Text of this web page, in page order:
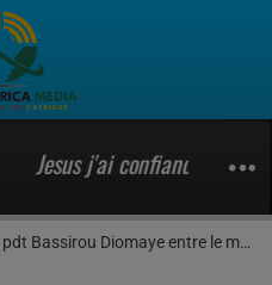
Jesus j'ai confiance en toi,
Diomaye entre le marteau et l’enclume?